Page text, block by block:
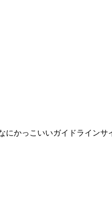
にかっこいいガイドラインサ